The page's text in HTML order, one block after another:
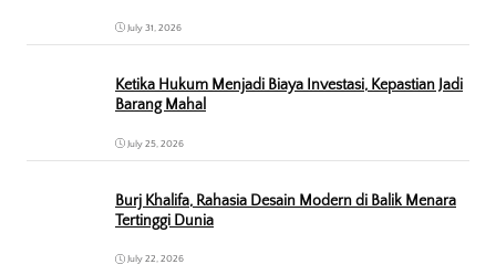
July 31, 2026
Ketika Hukum Menjadi Biaya Investasi, Kepastian Jadi
Barang Mahal
July 25, 2026
Burj Khalifa, Rahasia Desain Modern di Balik Menara
Tertinggi Dunia
July 22, 2026